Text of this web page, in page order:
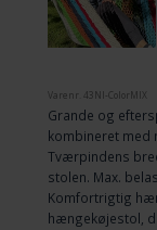
Varenr. 43NI-ColorMIX
Grande og
kombineret med
Tværpindens
stolen. Max.
Komfortrigtig
hængekøjestol,